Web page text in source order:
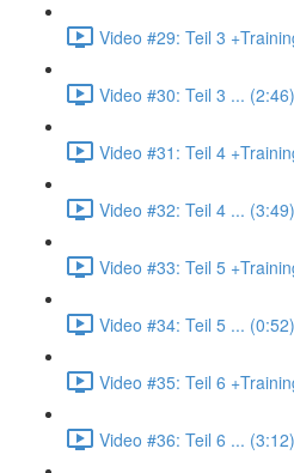
Video #29: Teil 3
Video #30: Teil 3 ... (2:46)
Video #31: Teil 4
Video #32: Teil 4 ... (3:49)
Video #33: Teil 5
Video #34: Teil 5 ... (0:52)
Video #35: Teil 6
Video #36: Teil 6 ... (3:12)